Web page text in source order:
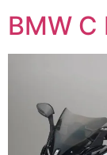
BMW C